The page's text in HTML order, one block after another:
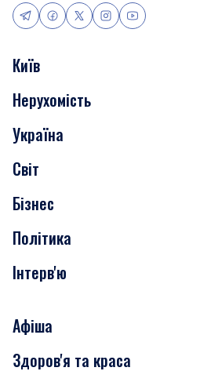
Київ
Події
Скандали
Нерухомість
Транспорт
Нерухомість
Україна
Світ
Бізнес
Політика
Інтерв'ю
Афіша
Сьогодні
Здоров'я та краса